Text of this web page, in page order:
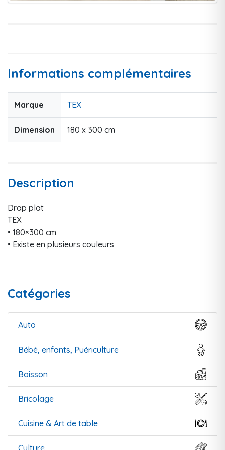
Catégories
Auto
Bébé, enfants, Puériculture
Boisson
Bricolage
Cuisine & Art de table
Culture
Informations complémentaires
Marque TEX
Dimension 180 x 300 cm
Description
Drap plat
TEX
• 180×300 cm
• Existe en plusieurs couleurs